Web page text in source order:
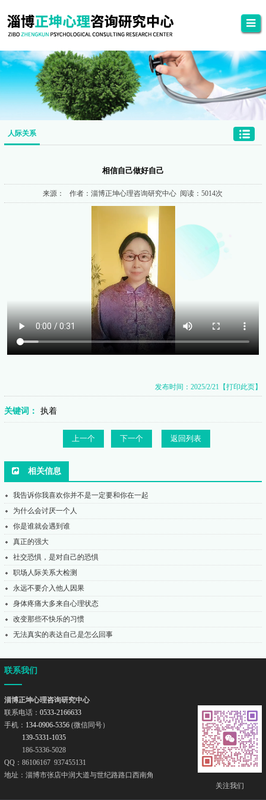
人际关系
相信自己做好自己
来源： 作者：淄博正坤心理咨询研究中心 阅读：5014次
发布时间：2025/2/21 【打印此页】
关键词： 执着
上一个 下一个 返回列表
相关信息
我告诉你我喜欢你并不是一定要和你在一起
为什么会讨厌一个人
你是谁就会遇到谁
真正的强大
社交恐惧，是对自己的恐惧
职场人际关系大检测
永远不要介入他人因果
身体疼痛大多来自心理状态
改变那些不快乐的习惯
无法真实的表达自己是怎么回事
关注我们
联系我们
淄博正坤心理咨询研究中心
联系电话： 0533-2166633
手机： 134-0906-5356 (微信同号）
139-5331-1035
186-5336-5028
QQ：86106167 937455131
地址：淄博市张店中润大道与世纪路路口西南角